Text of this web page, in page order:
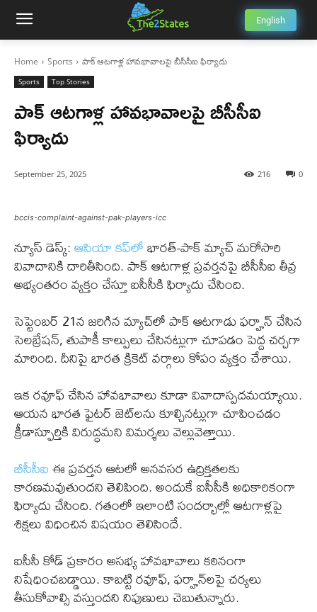
English
Home Sports పాక్ ఆటగాళ్ల హావభావాలపై బీసీసీఐ ఫిర్యాదు
Sports Top Stories
పాక్ ఆటగాళ్ల హావభావాలపై బీసీసీఐ
ఫిర్యాదు
September 25, 2025 0
216
bccis-complaint-against-pak-players-icc
న్యూస్ డెస్క్:ఆసియా కప్‌లోభారత్-పాక్ మ్యాచ్ మరోసారి
వివాదానికి దారితీసింది. పాక్ ఆటగాళ్ల ప్రవర్తనపై బీసీసీఐ తీవ్ర
అభ్యంతరం వ్యక్తం చేస్తూ ఐసీసీకి ఫిర్యాదు చేసింది.
సెప్టెంబర్ 21న జరిగిన మ్యాచ్‌లో పాక్ ఆటగాడు ఫర్హాన్ చేసిన
సెలబ్రేషన్, తుపాకీ కాల్పులు చేసినట్లుగా చూపడం పెద్ద చర్చగా
మారింది. దీనిపై భారత క్రికెట్ వర్గాలు కోపం వ్యక్తం చేశాయి.
ఇక రవూఫ్ చేసిన హావభావాలు కూడా వివాదాస్పదమయ్యాయి.
ఆయన భారత ఫైటర్ జెట్‌లను కూల్చినట్లుగా చూపించడం
క్రీడాస్ఫూర్తికి విరుద్ధమని విమర్శలు వెల్లువెత్తాయి.
బీసీసీఐఈ ప్రవర్తన ఆటలో అనవసర ఉద్రిక్తతలకు
కారణమవుతుందని తెలిపింది. అందుకే ఐసీసీకి అధికారికంగా
ఫిర్యాదు చేసింది. గతంలో ఇలాంటి సందర్భాల్లో ఆటగాళ్లపై
శిక్షలు విధించిన విషయం తెలిసిందే.
ఐసీసీ కోడ్ ప్రకారం అసభ్య హావభావాలు కఠినంగా
నిషేధించబడ్డాయి. కాబట్టి రవూఫ్, ఫర్హాన్‌లపై చర్యలు
తీసుకోవాల్సి వస్తుందని నిపుణులు చెబుతున్నారు.